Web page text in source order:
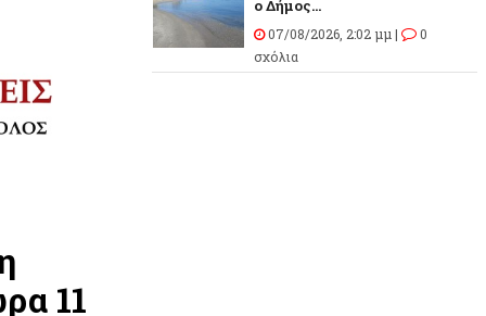
11
ο Δήμος...
07/08/2026, 2:02 μμ |
0
σχόλια